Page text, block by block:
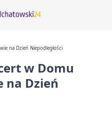
na Dzień Niepodległości
w Domu
na Dzień